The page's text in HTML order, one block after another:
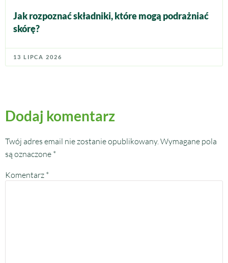
Jak rozpoznać składniki, które mogą podrażniać
skórę?
13 LIPCA 2026
Dodaj komentarz
Twój adres email nie zostanie opublikowany. Wymagane pola
są oznaczone *
Komentarz *